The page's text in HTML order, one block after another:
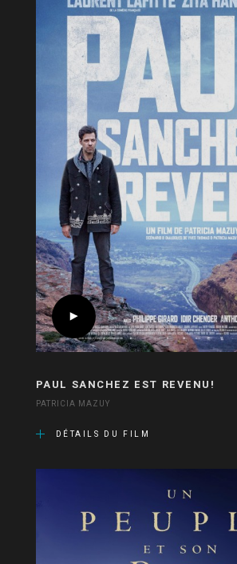
PAUL SANCHEZ EST REVENU!
PATRICIA MAZUY
DÉTAILS DU FILM